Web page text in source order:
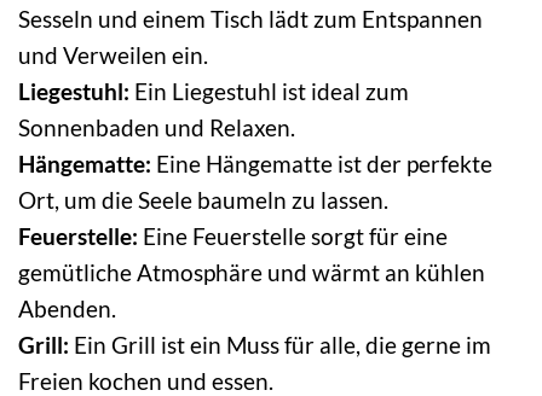
Sesseln und einem Tisch lädt zum Entspannen
und Verweilen ein.
Liegestuhl: Ein Liegestuhl ist ideal zum
Sonnenbaden und Relaxen.
Hängematte: Eine Hängematte ist der perfekte
Ort, um die Seele baumeln zu lassen.
Feuerstelle: Eine Feuerstelle sorgt für eine
gemütliche Atmosphäre und wärmt an kühlen
Abenden.
Grill: Ein Grill ist ein Muss für alle, die gerne im
Freien kochen und essen.